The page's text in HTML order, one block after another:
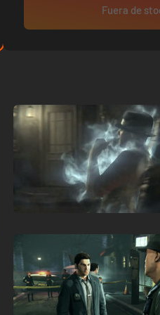
Fuera de